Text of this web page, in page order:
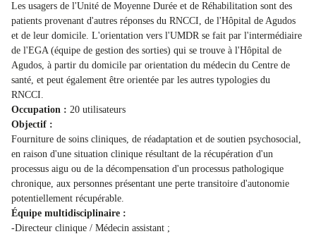
Les usagers de l'Unité de Moyenne Durée et de Réhabilitation sont des
patients provenant d'autres réponses du RNCCI, de l'Hôpital de Agudos
et de leur domicile. L'orientation vers l'UMDR se fait par l'intermédiaire
de l'EGA (équipe de gestion des sorties) qui se trouve à l'Hôpital de
Agudos, à partir du domicile par orientation du médecin du Centre de
santé, et peut également être orientée par les autres typologies du
RNCCI.
Occupation : 20 utilisateurs
Objectif :
Fourniture de soins cliniques, de réadaptation et de soutien psychosocial,
en raison d'une situation clinique résultant de la récupération d'un
processus aigu ou de la décompensation d'un processus pathologique
chronique, aux personnes présentant une perte transitoire d'autonomie
potentiellement récupérable.
Équipe multidisciplinaire :
-Directeur clinique / Médecin assistant ;